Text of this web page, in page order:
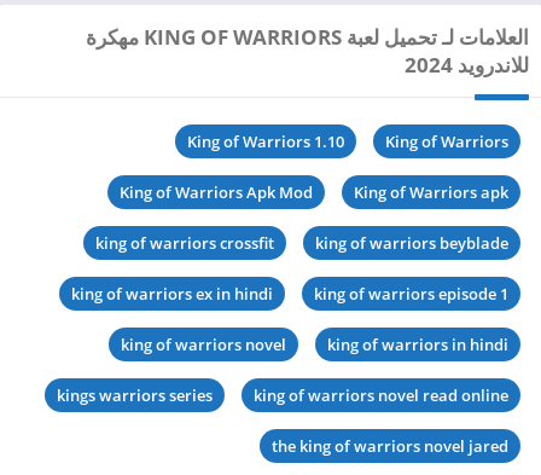
العلامات لـ تحميل لعبة KING OF WARRIORS مهكرة
للاندرويد 2024
King of Warriors
King of Warriors 1.10
King of Warriors apk
King of Warriors Apk Mod
king of warriors beyblade
king of warriors crossfit
king of warriors episode 1
king of warriors ex in hindi
king of warriors in hindi
king of warriors novel
king of warriors novel read online
kings warriors series
the king of warriors novel jared